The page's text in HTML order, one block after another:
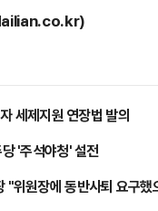
세제지원 연장법 발의
'주석야청' 설전
위원장에 동반사퇴 요구했